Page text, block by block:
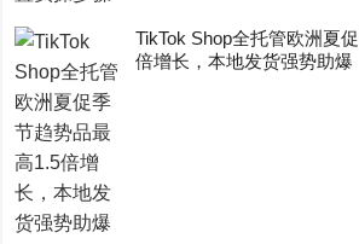
TikTok Shop全托管欧洲夏
倍增长，本地发货强势助爆